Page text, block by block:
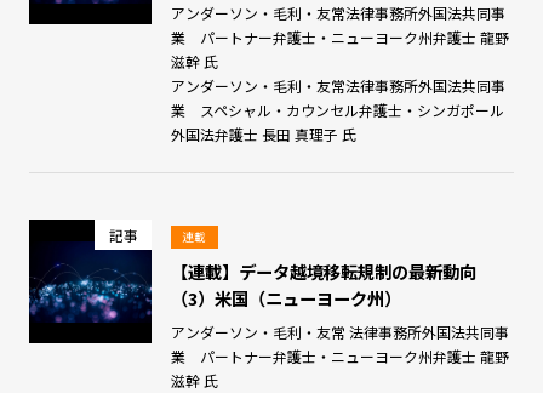
アンダーソン・毛利・友常法律事務所外国法共同事
業 パートナー弁護士・ニューヨーク州弁護士 龍野
滋幹 氏
アンダーソン・毛利・友常法律事務所外国法共同事
業 スペシャル・カウンセル弁護士・シンガポール
外国法弁護士 長田 真理子 氏
記事 連載
【連載】データ越境移転規制の最新動向
（3）米国（ニューヨーク州）
アンダーソン・毛利・友常 法律事務所外国法共同事
業 パートナー弁護士・ニューヨーク州弁護士 龍野
滋幹 氏